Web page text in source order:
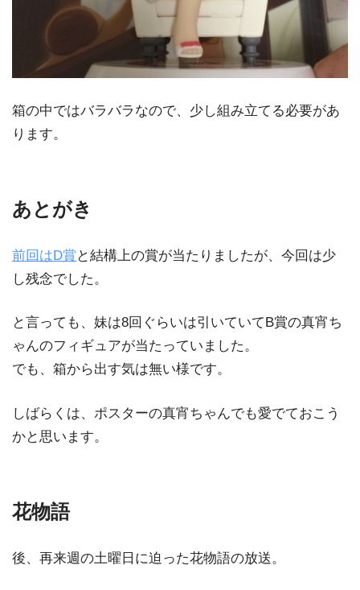
箱の中ではバラバラなので、少し組み立てる必要があ
ります。
あとがき
前回はD賞 と結構上の賞が当たりましたが、今回は少
し残念でした。
と言っても、妹は8回ぐらいは引いていてB賞の真宵ち
ゃんのフィギュアが当たっていました。
でも、箱から出す気は無い様です。
しばらくは、ポスターの真宵ちゃんでも愛でておこう
かと思います。
花物語
後、再来週の土曜日に迫った花物語の放送。